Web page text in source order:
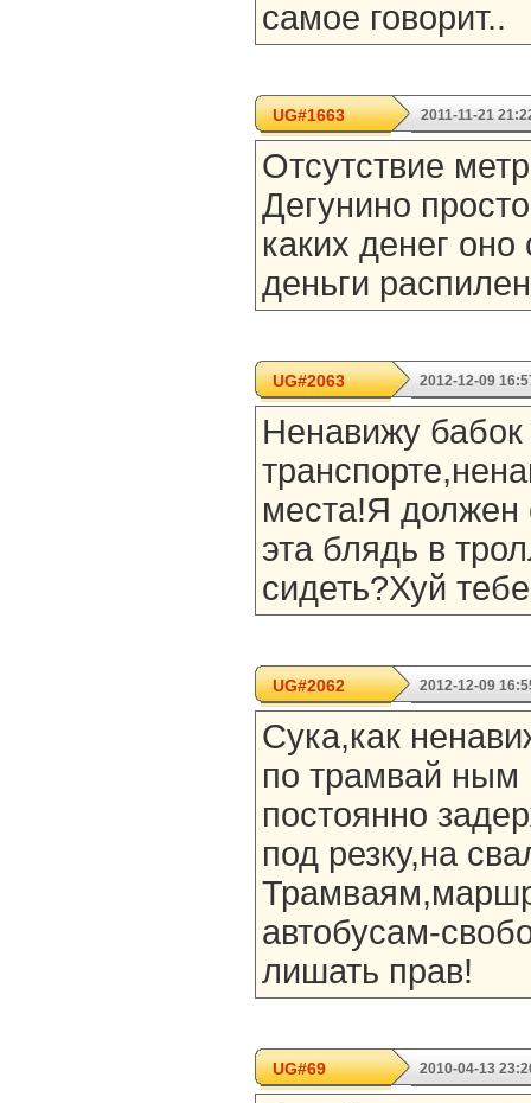
самое говорит..
UG#1663 2011-11-21
Отсутствие
Дегунино
каких денег оно
деньги
UG#2063 2012-12-09
Ненавижу бабок
места!Я должен
эта блядь в
сидеть?Хуй
UG#2062 2012-12-09
Cука,как
по трамвай ным
постоянно
под резку,на
автобусам-
лишать прав!
UG#69 2010-04-13